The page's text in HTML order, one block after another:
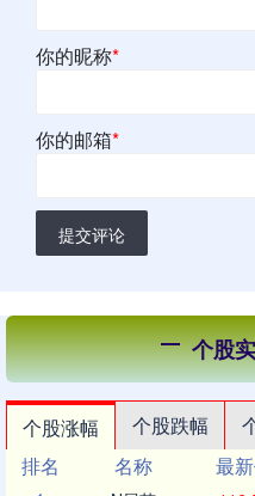
你的昵称*
你的邮箱*
提交评论
个股
个股涨幅 个股跌幅
排名
名称 最